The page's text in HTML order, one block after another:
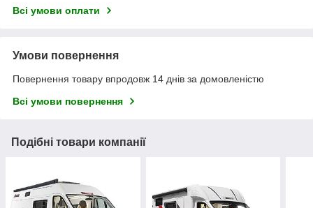
Всі умови оплати
Умови повернення
Повернення товару впродовж 14 днів за домовленістю
Всі умови повернення
Подібні товари компанії